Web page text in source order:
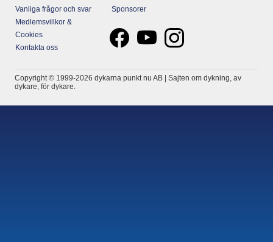
Vanliga frågor och svar
Medlemsvillkor &
Cookies
Kontakta oss
Sponsorer
Copyright © 1999-2026 dykarna punkt nu AB | Sajten om dykning, av
dykare, för dykare.